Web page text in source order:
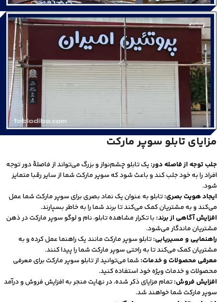
مزایای تابلو سوپر مارکت
جلب توجه از فاصله دور: یک تابلو چشم‌نواز و بزرگ می‌تواند از فاصلۀ دور توجه
افراد را به خود جلب کند و باعث شود که سوپر مارکت شما از سایر رقبا متمایز
شود.
ایجاد هویت بصری:تابلو به عنوان یک نماد بصری برای سوپر مارکت شما عمل
می‌کند و به مشتریان کمک می‌کند تا برند شما را به خاطر بسپارند.
افزایش آگاهی از برند: با تکرار مشاهده تابلو، نام و لوگو سوپر مارکت در ذهن
مشتریان ماندگار می‌شود.
راهنمایی و مسیریابی:تابلو سوپر مارکت مانند یک راهنما عمل کرده و به
مشتریان کمک می‌کند تا به راحتی سوپر مارکت شما را پیدا کنند.
معرفی محصولات و خدمات: شما می‌توانید از تابلو سوپر مارکت برای معرفی
محصولات و خدمات ویژه خود استفاده کنید.
افزایش فروش:تمام مزایای ذکر شده، در نهایت منجر به افزایش فروش و درآمد
سوپر مارکت شما خواهند شد.